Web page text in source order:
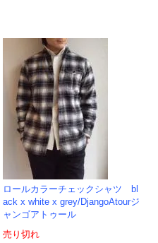
ロールカラーチェックシャツ bl
ack x white x grey/DjangoAtourジ
ャンゴアトゥール
売り切れ